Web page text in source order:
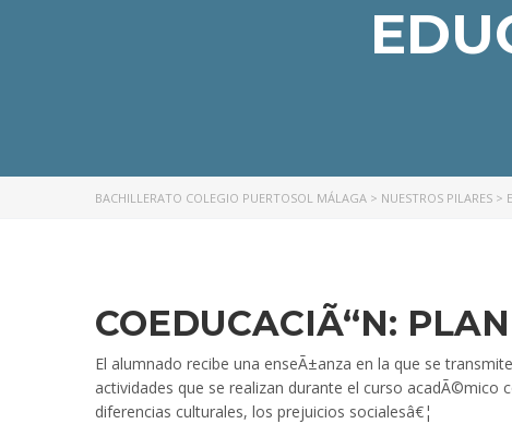
BACHILLERATO COLEGIO PUERTOSOL MÁLAGA > NUESTROS PILARES >
COEDUCACIÃ“N:
El alumnado recibe una enseÃ±anza en la que se
actividades que se realizan durante el curso
diferencias culturales, los prejuicios socialesâ€¦